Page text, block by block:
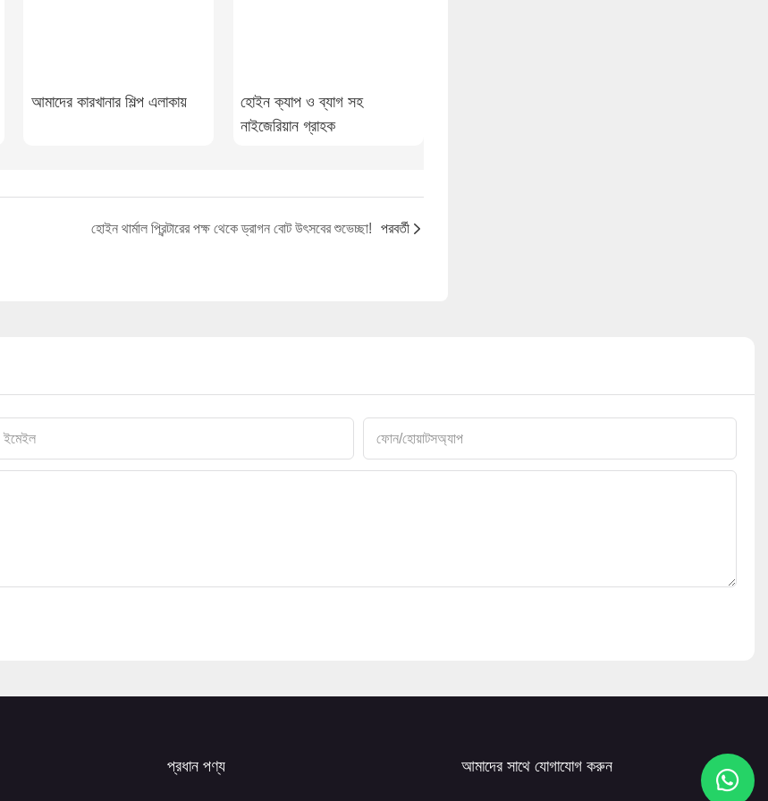
আমাদের কারখানার শিল্প এলাকায়
হোইন ক্যাপ ও ব্যাগ সহ
নাইজেরিয়ান গ্রাহক
হোইন থার্মাল প্রিন্টারের পক্ষ থেকে ড্রাগন বোট উৎসবের শুভেচ্ছা! পরবর্তী
ইমেইল ফোন/হোয়াটসঅ্যাপ
প্রধান পণ্য আমাদের সাথে যোগাযোগ করুন